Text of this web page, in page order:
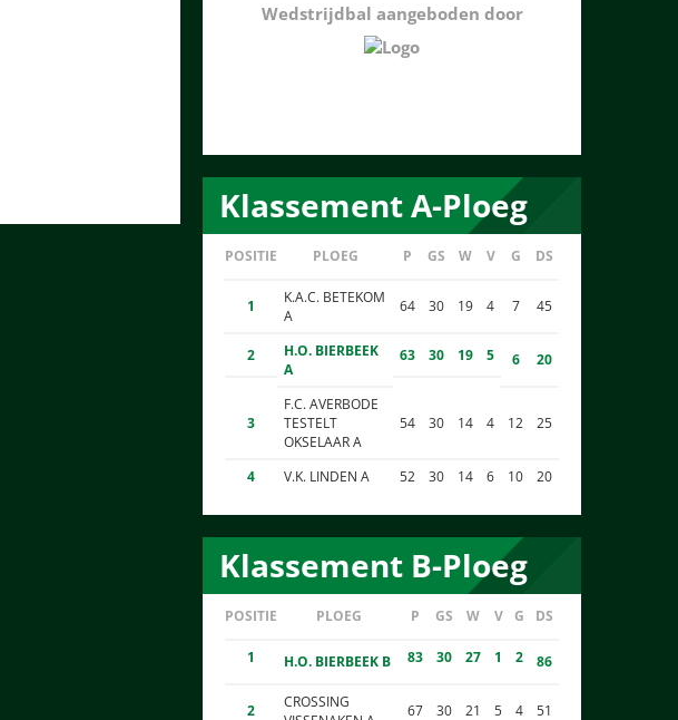
Wedstrijdbal aangeboden door
Klassement A-Ploeg
POSITIE PLOEG P GS W V G DS
1
K.A.C. BETEKOM
A
64 30 19 4 7 45
2
H.O. BIERBEEK
A
63 30 19 5 6 20
3
F.C. AVERBODE
TESTELT
OKSELAAR A
54 30 14 4 12 25
4 V.K. LINDEN A 52 30 14 6 10 20
Klassement B-Ploeg
POSITIE PLOEG P GS W V G DS
1 H.O. BIERBEEK B 83 30 27 1 2 86
2
CROSSING
67 30 21 5 4 51